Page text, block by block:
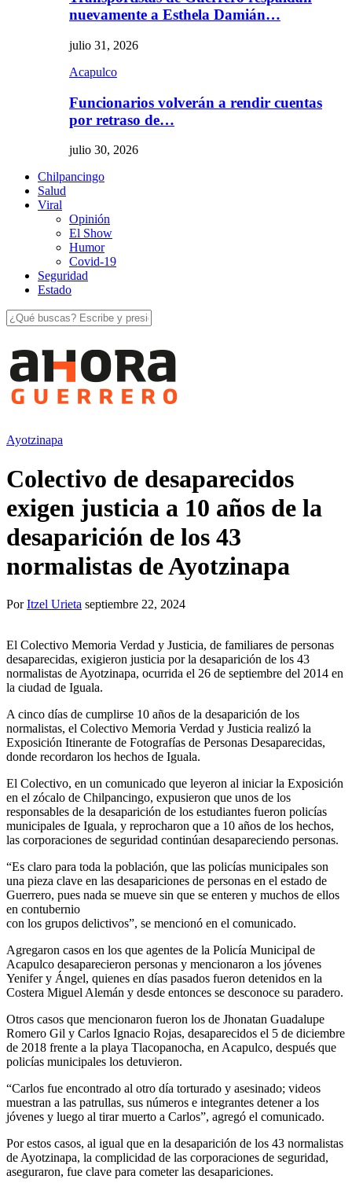
nuevamente a Esthela Damián…
julio 31, 2026
Acapulco
Funcionarios volverán a rendir cuentas
por retraso de…
julio 30, 2026
Chilpancingo
Salud
Viral
Opinión
El Show
Humor
Covid-19
Seguridad
Estado
Ayotzinapa
Colectivo de desaparecidos
exigen justicia a 10 años de la
desaparición de los 43
normalistas de Ayotzinapa
PorItzel Urieta septiembre 22, 2024
El Colectivo Memoria Verdad y Justicia, de familiares de personas
desaparecidas, exigieron justicia por la desaparición de los 43
normalistas de Ayotzinapa, ocurrida el 26 de septiembre del 2014 en
la ciudad de Iguala.
A cinco días de cumplirse 10 años de la desaparición de los
normalistas, el Colectivo Memoria Verdad y Justicia realizó la
Exposición Itinerante de Fotografías de Personas Desaparecidas,
donde recordaron los hechos de Iguala.
El Colectivo, en un comunicado que leyeron al iniciar la Exposición
en el zócalo de Chilpancingo, expusieron que unos de los
responsables de la desaparición de los estudiantes fueron policías
municipales de Iguala, y reprocharon que a 10 años de los hechos,
las corporaciones de seguridad continúan desapareciendo personas.
“Es claro para toda la población, que las policías municipales son
una pieza clave en las desapariciones de personas en el estado de
Guerrero, pues nada se mueve sin que se enteren y muchos de ellos
en contubernio
con los grupos delictivos”, se mencionó en el comunicado.
Agregaron casos en los que agentes de la Policía Municipal de
Acapulco desaparecieron personas y mencionaron a los jóvenes
Yenifer y Ángel, quienes en días pasados fueron detenidos en la
Costera Miguel Alemán y desde entonces se desconoce su paradero.
Otros casos que mencionaron fueron los de Jhonatan Guadalupe
Romero Gil y Carlos Ignacio Rojas, desaparecidos el 5 de diciembre
de 2018 frente a la playa Tlacopanocha, en Acapulco, después que
policías municipales los detuvieron.
“Carlos fue encontrado al otro día torturado y asesinado; videos
muestran a las patrullas, sus números e integrantes detener a los
jóvenes y luego al tirar muerto a Carlos”, agregó el comunicado.
Por estos casos, al igual que en la desaparición de los 43 normalistas
de Ayotzinapa, la complicidad de las corporaciones de seguridad,
aseguraron, fue clave para cometer las desapariciones.